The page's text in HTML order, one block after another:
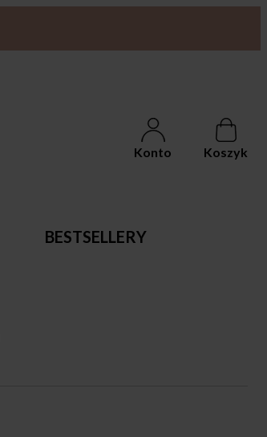
Konto Koszyk
BESTSELLERY